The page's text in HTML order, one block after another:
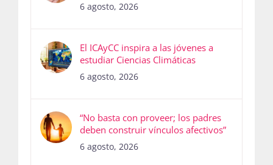
6 agosto, 2026
El ICAyCC inspira a las jóvenes a
estudiar Ciencias Climáticas
6 agosto, 2026
“No basta con proveer; los padres
deben construir vínculos afectivos”
6 agosto, 2026